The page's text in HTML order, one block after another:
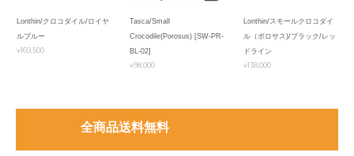
Lonthin/クロコダイル/ロイヤ
ルブルー
¥169,500
Tasca/Small
Crocodile(Porosus) [SW-PR-
BL-02]
¥98,000
Lonthin/スモールクロコダイ
ル（ポロサス)/ブラック/レッ
ドライン
¥138,000
全商品送料無料